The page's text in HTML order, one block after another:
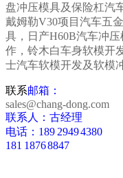
盘冲压模具及保险杠汽
戴姆勒V30项目汽车五
具，日产H60B汽车冲
作，铃木白车身软模开
士汽车软模开发及软模
联系邮箱：
sales@chang-dong.com
联系人：古经理
电话：189 2949 4380
181 1876 8847